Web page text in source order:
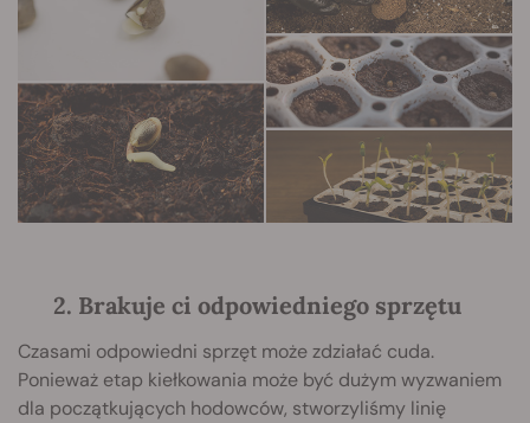
2. Brakuje ci odpowiedniego sprzętu
Czasami odpowiedni sprzęt może zdziałać cuda.
Ponieważ etap kiełkowania może być dużym wyzwaniem
dla początkujących hodowców, stworzyliśmy linię